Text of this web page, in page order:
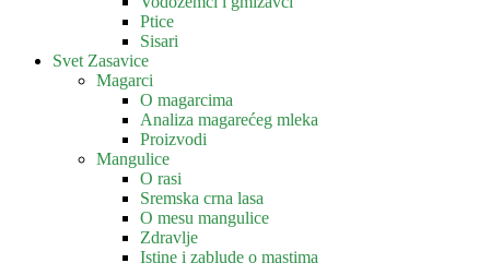
Ptice
Sisari
Svet Zasavice
Magarci
O magarcima
Analiza magarećeg mleka
Proizvodi
Mangulice
O rasi
Sremska crna lasa
O mesu mangulice
Zdravlje
Istine i zablude o mastima